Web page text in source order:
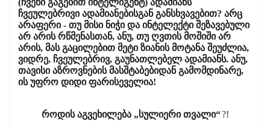
ჩვეულებრივი ადამიანებისგან განსხვავებით? არც
არაფერი - თუ მისი ნიჭი და ინტელექტი შეზავებული
არ არის რწმენასთან, ანუ, თუ ღვთის მოშიში არ
არის, მას გაცილებით მეტი ზიანის მოტანა შეუძლია,
ვიდრე, ჩვეულებრივ, გაუნათლებელ ადამიანს. ანუ,
თავისი აზროვნების მასშტაბებიდან გამომდინარე,
ის უფრო დიდი ფარისეველია!
როდის აგვეხილება „სულიერი თვალი“?!